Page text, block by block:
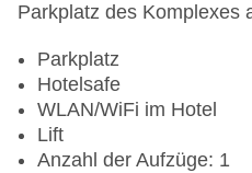
Parkplatz des Komplexes
Parkplatz
Hotelsafe
WLAN/WiFi im Hotel
Lift
Anzahl der Aufzüge: 1